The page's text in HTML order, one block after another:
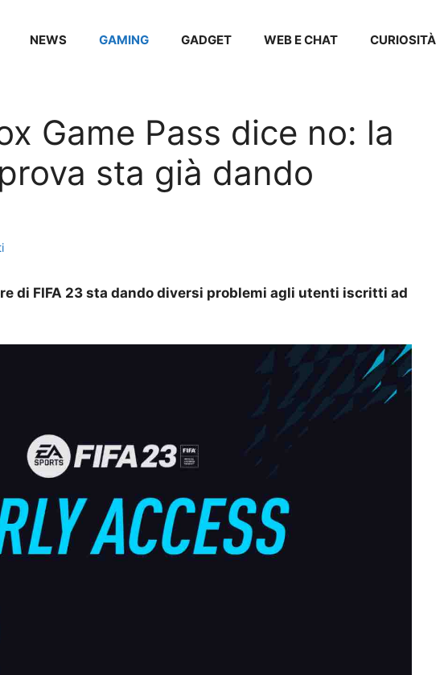
NEWS GAMING GADGET WEB E CHAT CURIOSITÀ
Game Pass dice no: la
sta già dando
di FIFA 23 sta dando diversi problemi agli utenti iscritti ad